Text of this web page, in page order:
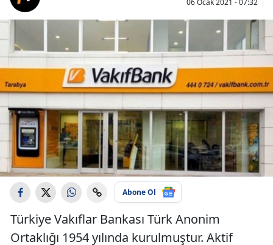
Abone Ol
Türkiye Vakıflar Bankası Türk Anonim
Ortaklığı 1954 yılında kurulmuştur. Aktif